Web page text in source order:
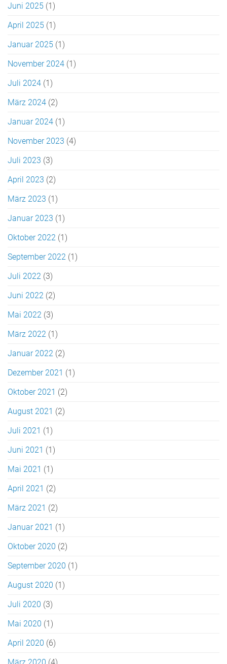
Juni 2025 (1)
April 2025 (1)
Januar 2025 (1)
November 2024 (1)
Juli 2024 (1)
März 2024 (2)
Januar 2024 (1)
November 2023 (4)
Juli 2023 (3)
April 2023 (2)
März 2023 (1)
Januar 2023 (1)
Oktober 2022 (1)
September 2022 (1)
Juli 2022 (3)
Juni 2022 (2)
Mai 2022 (3)
März 2022 (1)
Januar 2022 (2)
Dezember 2021 (1)
Oktober 2021 (2)
August 2021 (2)
Juli 2021 (1)
Juni 2021 (1)
Mai 2021 (1)
April 2021 (2)
März 2021 (2)
Januar 2021 (1)
Oktober 2020 (2)
September 2020 (1)
August 2020 (1)
Juli 2020 (3)
Mai 2020 (1)
April 2020 (6)
März 2020 (4)